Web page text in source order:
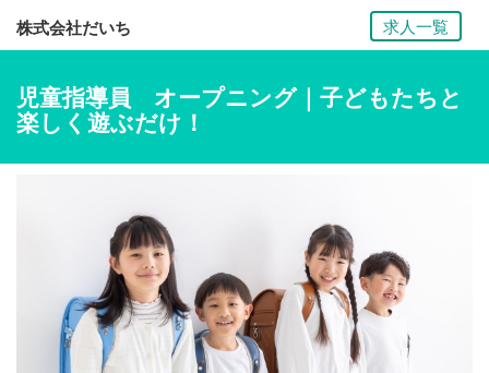
株式会社だいち 求人一覧
児童指導員 オープニング｜子どもたちと
楽しく遊ぶだけ！